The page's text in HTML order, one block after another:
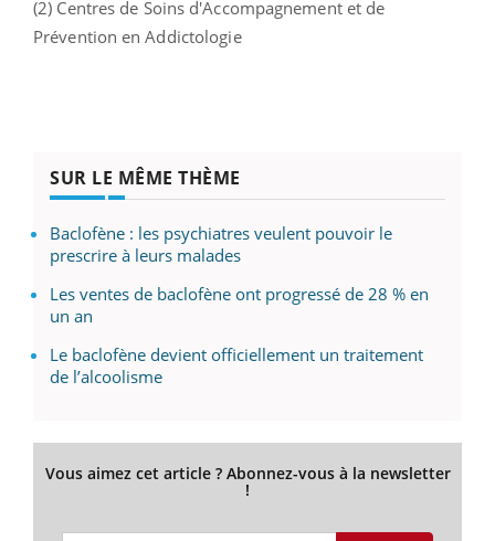
(2) Centres de Soins d'Accompagnement et de
Prévention en Addictologie
SUR LE MÊME THÈME
Baclofène : les psychiatres veulent pouvoir le
prescrire à leurs malades
Les ventes de baclofène ont progressé de 28 % en
un an
Le baclofène devient officiellement un traitement
de l’alcoolisme
Vous aimez cet article ? Abonnez-vous à la newsletter
!